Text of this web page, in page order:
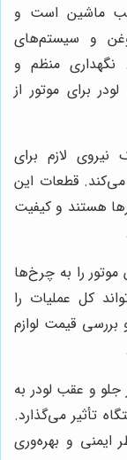
ماشین است و
و سیستم‌های
نگهداری منظم و
برای موتور از
نیروی لازم برای
قطعات این
هستند و کیفیت
را به چرخ‌ها
کل عملیات را
قیمت لوازم
جلو و عقب لودر به
تأثیر می‌گذارد.
ایمنی و بهره‌وری